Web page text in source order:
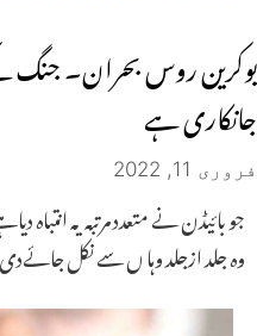
یوکرین روس بحران۔ جنگ
جانکاری ہے
فروری 11, 2022
جو بائیڈن نے متعدد مرتبہ یہ
وہ جلد ازجلد وہا ں سے نکل